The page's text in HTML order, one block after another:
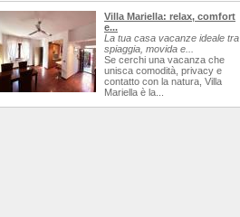
Villa Mariella: relax, comfort
e...
La tua casa vacanze ideale tra
spiaggia, movida e...
Se cerchi una vacanza che
unisca comodità, privacy e
contatto con la natura, Villa
Mariella è la...